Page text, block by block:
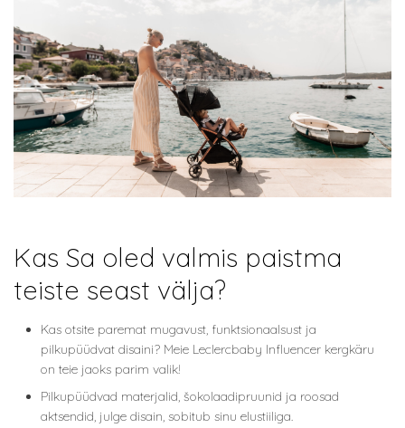
Kas Sa oled valmis paistma
teiste seast välja?
Kas otsite paremat mugavust, funktsionaalsust ja
pilkupüüdvat disaini? Meie Leclercbaby Influencer kergkäru
on teie jaoks parim valik!
Pilkupüüdvad materjalid, šokolaadipruunid ja roosad
aktsendid, julge disain, sobitub sinu elustiiliga.